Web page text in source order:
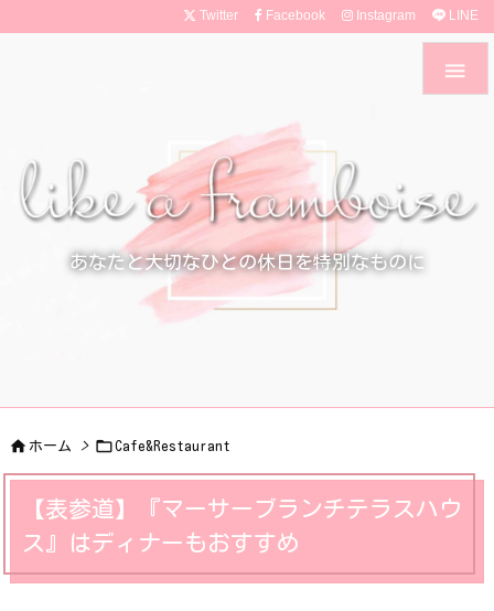
あなたと大切なひとの休日を特別なものに

Twitter Facebook Instagram LINE
 ホーム > Cafe&Restaurant
【表参道】『マーサーブランチテラスハウ
ス』はディナーもおすすめ